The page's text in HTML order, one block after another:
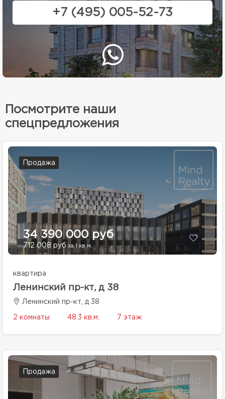
+7 (495) 005-52-73
Посмотрите наши
спецпредложения
Продажа
34 390 000 руб
712 008 рубза 1 кв.м.
квартира
Ленинский пр-кт, д 38
Ленинский пр-кт, д 38
2 комнаты 48.3 кв.м. 7 этаж
Продажа